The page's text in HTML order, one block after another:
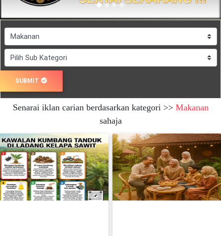
SUBMIT
Senarai iklan carian berdasarkan kategori >> Makanan
sahaja
PRODUK(0)
BABIES(0)
KESIHATAN(80)
PERNIAGAAN
RUNCIT(1)
FESYEN
WANITA(0)
KECANTIKAN(7)